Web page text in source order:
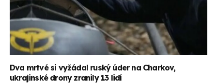
Dva mrtvé si vyžádal ruský úder na Charkov,
ukrajinské drony zranily 13 lidí